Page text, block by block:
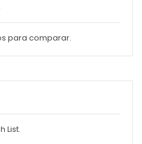
para comparar.
List.